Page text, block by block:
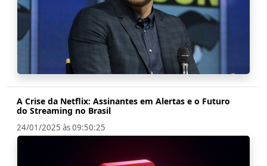
A Crise da Netflix: Assinantes em Alertas e o Futuro
do Streaming no Brasil
24/01/2025 às 09:50:25